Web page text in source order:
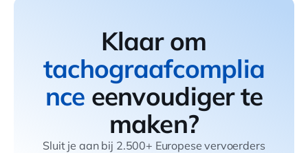
Klaar om
tachograafcomplia
nce eenvoudiger te
maken?
Sluit je aan bij 2.500+ Europese vervoerders